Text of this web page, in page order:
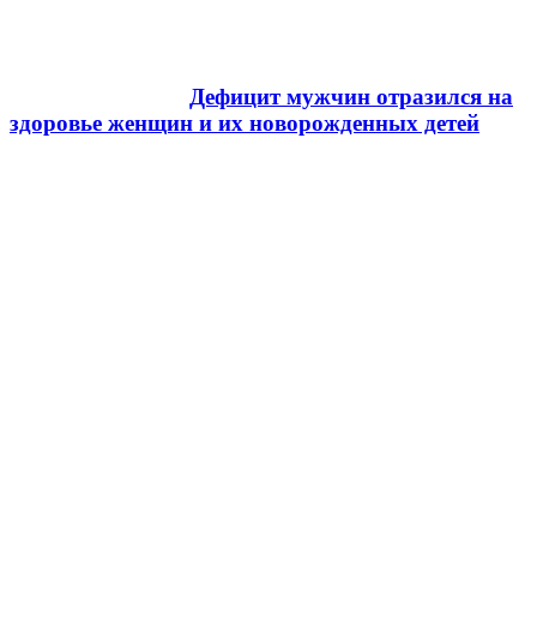
Дефицит мужчин отразился на
здоровье женщин и их новорожденных детей